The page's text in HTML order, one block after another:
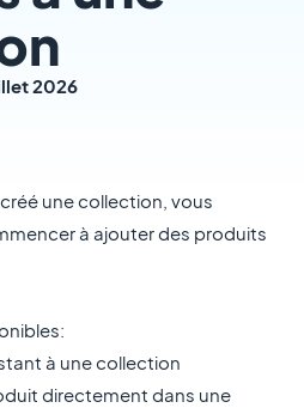
2026
une collection, vous
à ajouter des produits
à une collection
directement dans une